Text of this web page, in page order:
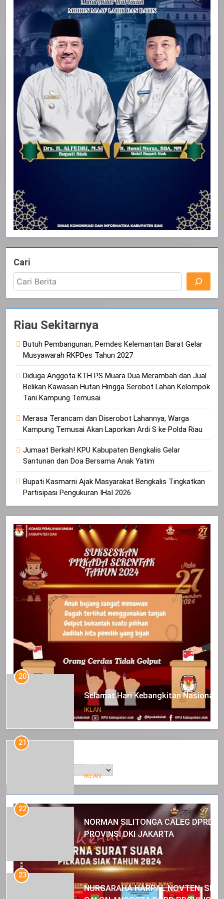
Cari
Riau Sekitarnya
Butuh Pembangunan, Pemdes Kelemantan Barat Gelar
Musyawarah RKPDes Tahun 2027
Diduga Anggota KTH PS Muara Dua Merambah dan Jual
Belikan Kawasan Hutan Hingga Serobot Lahan Kelompok
Tani Kampung Temusai
Merasa Terancam dan Diserobot Lahannya, Warga
Kampung Temusai Akan Laporkan Ardi S ke Polda Riau
Jumaat Berkah! KPU Kabupaten Bengkalis Gelar
Santunan dan Doa Bersama Anak Yatim
Bupati Kasmarni Ajak Masyarakat Bengkalis Tingkatkan
Partisipasi Pengukuran IHaI 2026
Arsip
20
Selamat Hari Kebangkitan Nasional
IKLAN
21
Iklan Pemerintah Kabupaten Siak
IKLAN
22
NORMAN SILITONGA CALEG DPRD
PROVINSI DKI JAKARTA
IKLAN
23
NURGARAHA HARPAL NOVTEN, SH